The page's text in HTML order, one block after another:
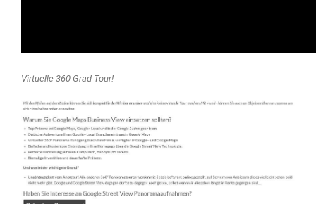
Virtuelle 360 Grad Tour!